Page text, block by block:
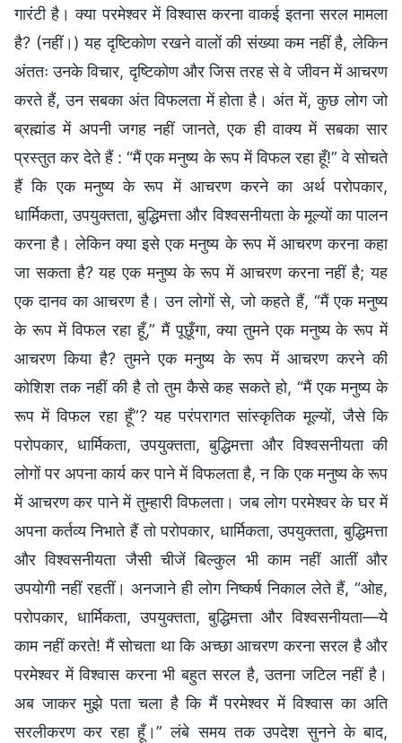
गारंटी है। क्या परमेश्वर में विश्वास करना वाकई इतना सरल मामला
है? (नहीं।) यह दृष्टिकोण रखने वालों की संख्या कम नहीं है, लेकिन
अंततः उनके विचार, दृष्टिकोण और जिस तरह से वे जीवन में आचरण
करते हैं, उन सबका अंत विफलता में होता है। अंत में, कुछ लोग जो
ब्रह्मांड में अपनी जगह नहीं जानते, एक ही वाक्य में सबका सार
प्रस्तुत कर देते हैं : “मैं एक मनुष्य के रूप में विफल रहा हूँ!” वे सोचते
हैं कि एक मनुष्य के रूप में आचरण करने का अर्थ परोपकार,
धार्मिकता, उपयुक्तता, बुद्धिमत्ता और विश्वसनीयता के मूल्यों का पालन
करना है। लेकिन क्या इसे एक मनुष्य के रूप में आचरण करना कहा
जा सकता है? यह एक मनुष्य के रूप में आचरण करना नहीं है; यह
एक दानव का आचरण है। उन लोगों से, जो कहते हैं, “मैं एक मनुष्य
के रूप में विफल रहा हूँ,” मैं पूछूँगा, क्या तुमने एक मनुष्य के रूप में
आचरण किया है? तुमने एक मनुष्य के रूप में आचरण करने की
कोशिश तक नहीं की है तो तुम कैसे कह सकते हो, “मैं एक मनुष्य के
रूप में विफल रहा हूँ”? यह परंपरागत सांस्कृतिक मूल्यों, जैसे कि
परोपकार, धार्मिकता, उपयुक्तता, बुद्धिमत्ता और विश्वसनीयता की
लोगों पर अपना कार्य कर पाने में विफलता है, न कि एक मनुष्य के रूप
में आचरण कर पाने में तुम्हारी विफलता। जब लोग परमेश्वर के घर में
अपना कर्तव्य निभाते हैं तो परोपकार, धार्मिकता, उपयुक्तता, बुद्धिमत्ता
और विश्वसनीयता जैसी चीजें बिल्कुल भी काम नहीं आतीं और
उपयोगी नहीं रहतीं। अनजाने ही लोग निष्कर्ष निकाल लेते हैं, “ओह,
परोपकार, धार्मिकता, उपयुक्तता, बुद्धिमत्ता और विश्वसनीयता—ये
काम नहीं करते! मैं सोचता था कि अच्छा आचरण करना सरल है और
परमेश्वर में विश्वास करना भी बहुत सरल है, उतना जटिल नहीं है।
अब जाकर मुझे पता चला है कि मैं परमेश्वर में विश्वास का अति
सरलीकरण कर रहा हूँ।” लंबे समय तक उपदेश सुनने के बाद,